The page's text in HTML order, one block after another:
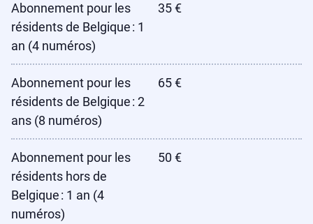
Abonnement pour les
résidents de Belgique : 1
an (4 numéros)
35 €
Abonnement pour les
résidents de Belgique : 2
ans (8 numéros)
65 €
Abonnement pour les
résidents hors de
Belgique : 1 an (4
numéros)
50 €